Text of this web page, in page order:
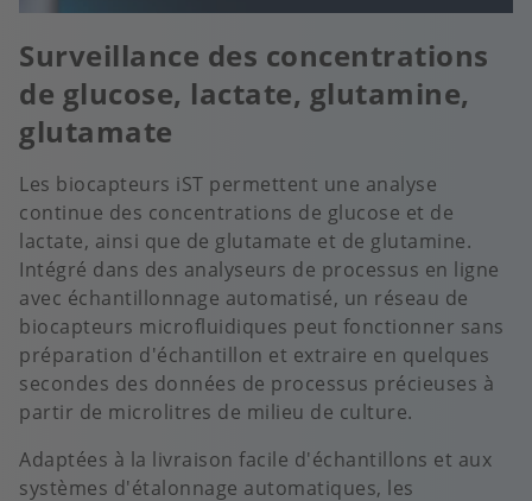
Surveillance des concentrations
de glucose, lactate, glutamine,
glutamate
Les biocapteurs iST permettent une analyse
continue des concentrations de glucose et de
lactate, ainsi que de glutamate et de glutamine.
Intégré dans des analyseurs de processus en ligne
avec échantillonnage automatisé, un réseau de
biocapteurs microfluidiques peut fonctionner sans
préparation d'échantillon et extraire en quelques
secondes des données de processus précieuses à
partir de microlitres de milieu de culture.
Adaptées à la livraison facile d'échantillons et aux
systèmes d'étalonnage automatiques, les